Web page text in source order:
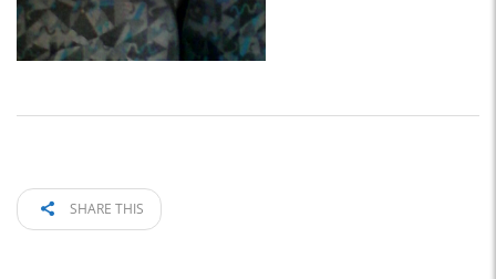
SHARE THIS